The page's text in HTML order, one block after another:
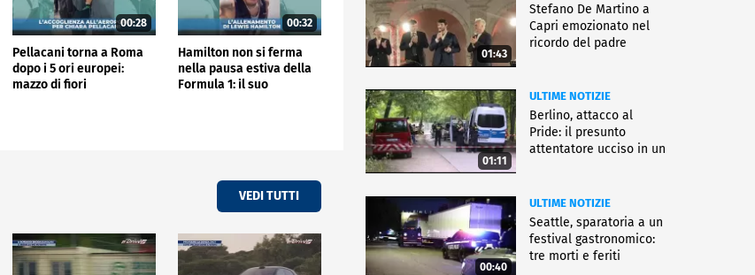
00:28
Pellacani torna a Roma
dopo i 5 ori europei:
mazzo di fiori
00:32
Hamilton non si ferma
nella pausa estiva della
Formula 1: il suo
VEDI TUTTI
01:43
Stefano De Martino a
Capri emozionato nel
ricordo del padre
01:11
ULTIME NOTIZIE
Berlino, attacco al
Pride: il presunto
attentatore ucciso in un
00:40
ULTIME NOTIZIE
Seattle, sparatoria a un
festival gastronomico:
tre morti e feriti